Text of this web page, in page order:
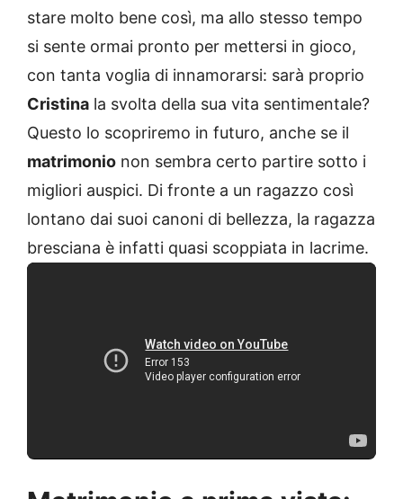
stare molto bene così, ma allo stesso tempo
si sente ormai pronto per mettersi in gioco,
con tanta voglia di innamorarsi: sarà proprio
Cristina la svolta della sua vita sentimentale?
Questo lo scopriremo in futuro, anche se il
matrimonio non sembra certo partire sotto i
migliori auspici. Di fronte a un ragazzo così
lontano dai suoi canoni di bellezza, la ragazza
bresciana è infatti quasi scoppiata in lacrime.